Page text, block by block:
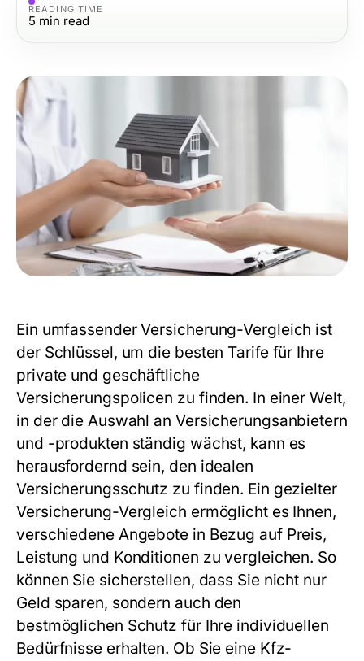
READING TIME
5 min read
Ein umfassenderVersicherung-Vergleich ist
der Schlüssel, um die besten Tarife für Ihre
private und geschäftliche
Versicherungspolicen zu finden. In einer Welt,
in der die Auswahl an Versicherungsanbietern
und -produkten ständig wächst, kann es
herausfordernd sein, den idealen
Versicherungsschutz zu finden. Ein gezielter
Versicherung-Vergleich ermöglicht es Ihnen,
verschiedene Angebote in Bezug auf Preis,
Leistung und Konditionen zu vergleichen. So
können Sie sicherstellen, dass Sie nicht nur
Geld sparen, sondern auch den
bestmöglichen Schutz für Ihre individuellen
Bedürfnisse erhalten. Ob Sie eine Kfz-